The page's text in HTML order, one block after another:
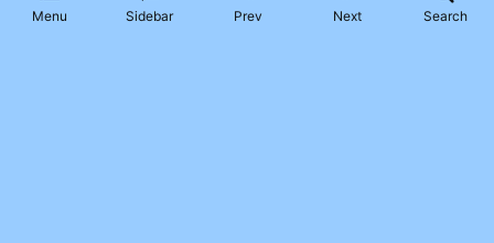
Menu Sidebar Prev Next Search